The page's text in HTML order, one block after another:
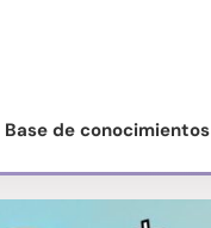
Base de conocimientos